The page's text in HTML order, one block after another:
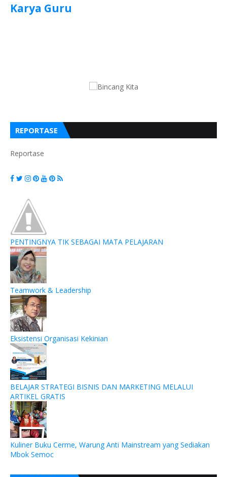
Karya Guru
REPORTASE
Reportase
PENTINGNYA TIK SEBAGAI MATA PELAJARAN
Teamwork & Leadership
Eksistensi Organisasi Kekinian
BELAJAR STRATEGI BISNIS DAN MARKETING MELALUI
ARTIKEL GRATIS
Kuliner Buku Cerme, Warung Anti Mainstream yang Sediakan
Mbok Semoc